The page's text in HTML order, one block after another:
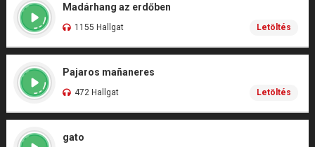
Madárhang az erdőben
1155 Hallgat Letöltés
Pajaros mañaneres
472 Hallgat Letöltés
gato